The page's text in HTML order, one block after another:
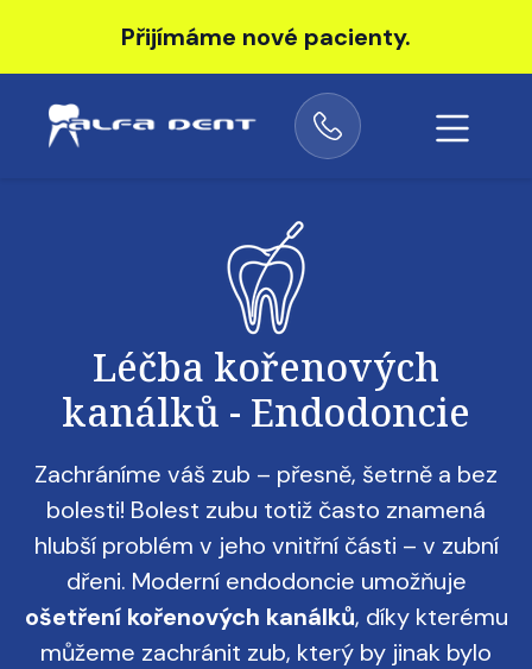
Přijímáme nové pacienty.
Obrázek
Léčba kořenových
kanálků - Endodoncie
Zachráníme váš zub – přesně, šetrně a bez
bolesti! Bolest zubu totiž často znamená
hlubší problém v jeho vnitřní části – v zubní
dřeni. Moderní endodoncie umožňuje
ošetření kořenových kanálků, díky kterému
můžeme zachránit zub, který by jinak bylo